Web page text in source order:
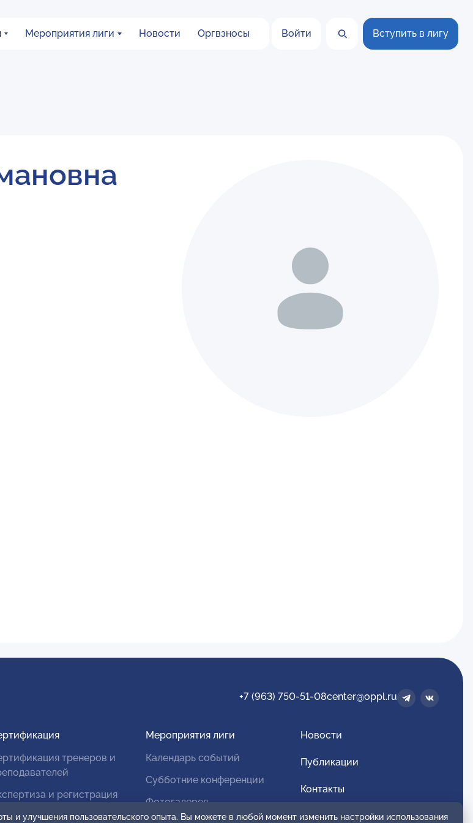
Мероприятия лиги Новости Оргвзносы Войти Вступить в лигу
+7 (963) 750-51-08center@oppl.ru
тренеров и
и регистрация
Мероприятия лиги
Календарь событий
Субботние конференции
Фотогалерея
Новости
Публикации
Контакты
Для спонсоров и партнеров
и улучшения пользовательского опыта. Вы можете в любой момент изменить настройки использования